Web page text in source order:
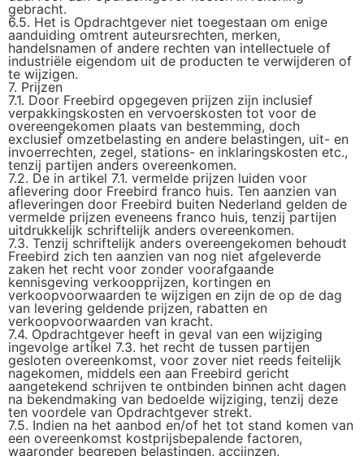
gebracht.
6.5. Het is Opdrachtgever niet toegestaan om enige
aanduiding omtrent auteursrechten, merken,
handelsnamen of andere rechten van intellectuele of
industriële eigendom uit de producten te verwijderen of
te wijzigen.
7. Prijzen
7.1. Door Freebird opgegeven prijzen zijn inclusief
verpakkingskosten en vervoerskosten tot voor de
overeengekomen plaats van bestemming, doch
exclusief omzetbelasting en andere belastingen, uit- en
invoerrechten, zegel, stations- en inklaringskosten etc.,
tenzij partijen anders overeenkomen.
7.2. De in artikel 7.1. vermelde prijzen luiden voor
aflevering door Freebird franco huis. Ten aanzien van
afleveringen door Freebird buiten Nederland gelden de
vermelde prijzen eveneens franco huis, tenzij partijen
uitdrukkelijk schriftelijk anders overeenkomen.
7.3. Tenzij schriftelijk anders overeengekomen behoudt
Freebird zich ten aanzien van nog niet afgeleverde
zaken het recht voor zonder voorafgaande
kennisgeving verkoopprijzen, kortingen en
verkoopvoorwaarden te wijzigen en zijn de op de dag
van levering geldende prijzen, rabatten en
verkoopvoorwaarden van kracht.
7.4. Opdrachtgever heeft in geval van een wijziging
ingevolge artikel 7.3. het recht de tussen partijen
gesloten overeenkomst, voor zover niet reeds feitelijk
nagekomen, middels een aan Freebird gericht
aangetekend schrijven te ontbinden binnen acht dagen
na bekendmaking van bedoelde wijziging, tenzij deze
ten voordele van Opdrachtgever strekt.
7.5. Indien na het aanbod en/of het tot stand komen van
een overeenkomst kostprijsbepalende factoren,
waaronder begrepen belastingen, accijnzen,